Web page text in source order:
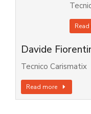
Davide
Tecnico Carismatix
Read more